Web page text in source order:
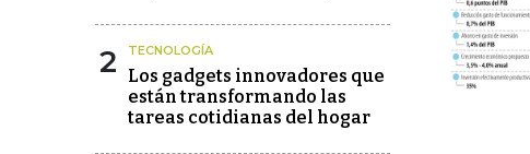
2 TECNOLOGÍA
Los gadgets innovadores que
están transformando las
tareas cotidianas del hogar